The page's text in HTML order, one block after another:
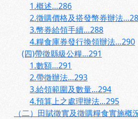
1.概述…286
2.徵購價格及搭發幣券辦法
3.幣券給領手續…288
4.糧食庫券發行換領辦法…290
(四)帶徵縣級公糧…291
1.數額…291
2.帶徵辦法…293
3.給領範圍及數量…294
4.預算上之處理辦法…295
（二）田賦徵實及徵購糧食實施概